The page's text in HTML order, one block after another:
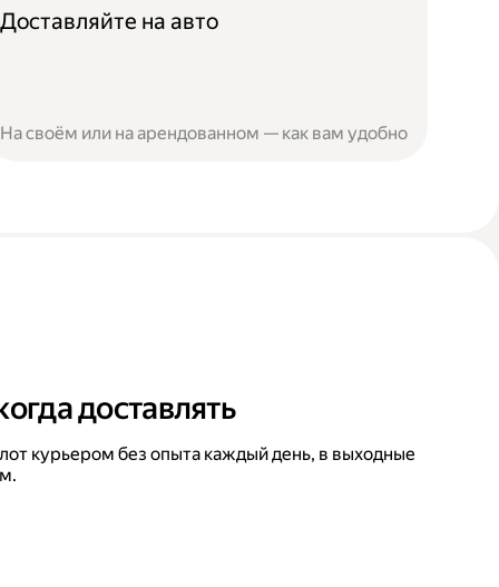
Доставляйте на авто
На своём или на арендованном — как вам удобно
доставлять
курьером без опыта каждый день, в выходные